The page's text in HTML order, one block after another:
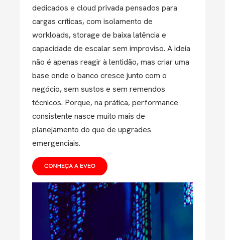
dedicados e cloud privada pensados para
cargas críticas, com isolamento de
workloads, storage de baixa latência e
capacidade de escalar sem improviso. A ideia
não é apenas reagir à lentidão, mas criar uma
base onde o banco cresce junto com o
negócio, sem sustos e sem remendos
técnicos. Porque, na prática, performance
consistente nasce muito mais de
planejamento do que de upgrades
emergenciais.